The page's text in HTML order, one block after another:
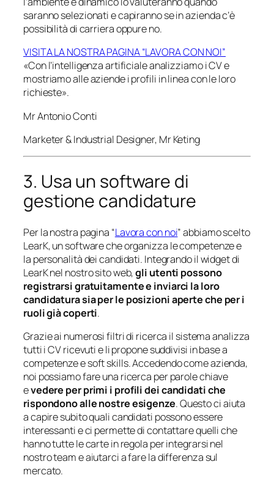
saranno selezionati e capiranno se in azienda c’è
possibilità di carriera oppure no.
VISITA LA NOSTRA PAGINA “LAVORA CON NOI”
«Con l’intelligenza artificiale analizziamo i CV e
mostriamo alle aziende i profili in linea con le loro
richieste».
Mr Antonio Conti
Marketer & Industrial Designer, Mr Keting
3. Usa un software di
gestione candidature
Per la nostra pagina “Lavora con noi” abbiamo scelto
LearK, un software che organizza le competenze e
la personalità dei candidati. Integrando il widget di
LearK nel nostro sito web,gli utenti possono
registrarsi gratuitamente e inviarci la loro
candidatura sia per le posizioni aperte che per i
ruoli già coperti.
Grazie ai numerosi filtri di ricerca il sistema analizza
tutti i CV ricevuti e li propone suddivisi in base a
competenze e soft skills. Accedendo come azienda,
noi possiamo fare una ricerca per parole chiave
evedere per primi i profili dei candidati che
rispondono alle nostre esigenze. Questo ci aiuta
a capire subito quali candidati possono essere
interessanti e ci permette di contattare quelli che
hanno tutte le carte in regola per integrarsi nel
nostro team e aiutarci a fare la differenza sul
mercato.